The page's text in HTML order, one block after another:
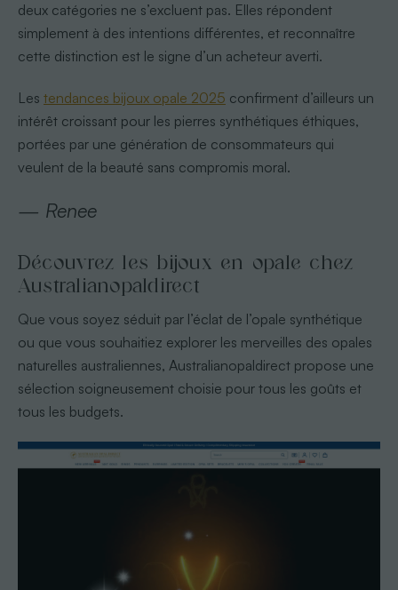
deux catégories ne s’excluent pas. Elles répondent
simplement à des intentions différentes, et reconnaître
cette distinction est le signe d’un acheteur averti.
Les tendances bijoux opale 2025 confirment d’ailleurs un
intérêt croissant pour les pierres synthétiques éthiques,
portées par une génération de consommateurs qui
veulent de la beauté sans compromis moral.
— Renee
Découvrez les bijoux en opale chez
Australianopaldirect
Que vous soyez séduit par l’éclat de l’opale synthétique
ou que vous souhaitiez explorer les merveilles des opales
naturelles australiennes, Australianopaldirect propose une
sélection soigneusement choisie pour tous les goûts et
tous les budgets.